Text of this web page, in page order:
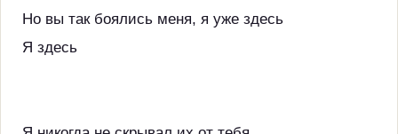
Но вы так боялись меня, я уже здесь
Я здесь